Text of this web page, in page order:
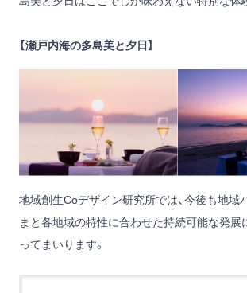
【瀬戸内海の多島美と夕日】
地域創生Coデザイン研究所では、今後も地域
まと各地域の特性に合わせた持続可能な発展
ってまいります。